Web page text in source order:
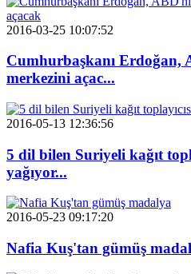
2016-03-25 10:07:52
Cumhurbaşkanı
merkezini açac...
2016-05-13 12:36:56
5 dil bilen Suriyeli kağıt
yağıyor...
2016-05-23 09:17:20
Nafia Kuş'tan gümüş